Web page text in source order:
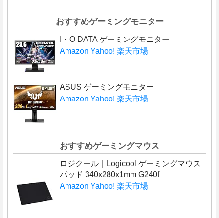
おすすめゲーミングモニター
I・O DATA ゲーミングモニター
Amazon Yahoo! 楽天市場
ASUS ゲーミングモニター
Amazon Yahoo! 楽天市場
おすすめゲーミングマウス
ロジクール｜Logicool ゲーミングマウス
パッド 340x280x1mm G240f
Amazon Yahoo! 楽天市場